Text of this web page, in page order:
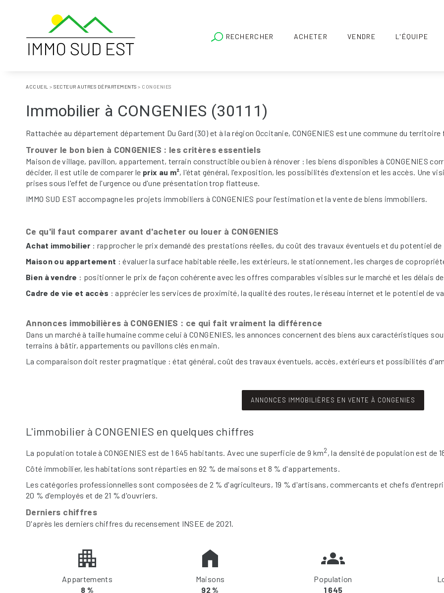
RECHERCHER ACHETER VENDRE L'ÉQUIPE
ACCUEIL > SECTEUR AUTRES DÉPARTEMENTS > CONGENIES
Immobilier à CONGENIES (30111)
Rattachée au département département Du Gard (30) et à la région Occitanie, CONGENIES est une commune du
Trouver le bon bien à CONGENIES : les critères essentiels
Maison de village, pavillon, appartement, terrain constructible ou bien à rénover : les biens disponibles à CONGENIES
décider, il est utile de comparer le prix au m², l'état général, l'exposition, les possibilités d'extension et les accès. Une
prises sous l'effet de l'urgence ou d'une présentation trop flatteuse.
IMMO SUD EST accompagne les projets immobiliers à CONGENIES pour l'estimation et la vente de biens immobiliers.
Ce qu'il faut comparer avant d'acheter ou louer à CONGENIES
Achat immobilier : rapprocher le prix demandé des prestations réelles, du coût des travaux éventuels et du potentiel
Maison ou appartement : évaluer la surface habitable réelle, les extérieurs, le stationnement, les charges de
Bien à vendre : positionner le prix de façon cohérente avec les offres comparables visibles sur le marché et les délais
Cadre de vie et accès : apprécier les services de proximité, la qualité des routes, le réseau internet et le potentiel de
Annonces immobilières à CONGENIES : ce qui fait vraiment la différence
Dans un marché à taille humaine comme celui à CONGENIES, les annonces concernent des biens aux caractéristiques
terrains à bâtir, appartements ou pavillons clés en main.
La comparaison doit rester pragmatique : état général, coût des travaux éventuels, accès, extérieurs et possibilités
ANNONCES IMMOBILIÈRES EN VENTE À CONGENIES
L'immobilier à CONGENIES en quelques chiffres
La population totale à CONGENIES est de 1 645 habitants. Avec une superficie de 9 km2, la densité de population est de
Côté immobilier, les habitations sont réparties en 92 % de maisons et 8 % d'appartements.
Les catégories professionnelles sont composées de 2 % d'agriculteurs, 19 % d'artisans, commercants et chefs
20 % d'employés et de 21 % d'ouvriers.
Derniers chiffres
D'après les derniers chiffres du recensement INSEE de 2021.
Appartements
8 %
Maisons
92 %
Population
1 645